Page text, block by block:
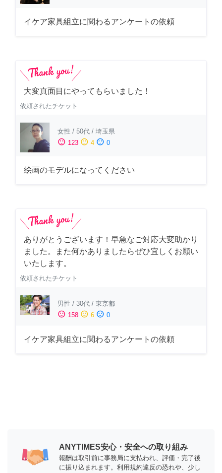
イケア家具組立に関わるアンケートの依頼
大変真面目にやってもらいました！
依頼されたチケット
女性 / 50代 / 埼玉県
sentiment_satisfied 123 sentiment_neutral 4 sentiment_dissatisfied 0
絵画のモデルになってください
ありがとうございます！早急なご対応大変助かり
ました。また何かありましたらぜひ宜しくお願い
いたします。
依頼されたチケット
男性 / 30代 / 東京都
sentiment_satisfied 158 sentiment_neutral 6 sentiment_dissatisfied 0
イケア家具組立に関わるアンケートの依頼
ANYTIMES安心・安全への取り組み
報酬は取引前に事務局に支払われ、評価・完了後
に振り込まれます。利用規約違反の恐れや、少し